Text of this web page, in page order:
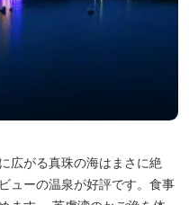
広がる真珠の海はまさに絶
ューの温泉が好評です。食事